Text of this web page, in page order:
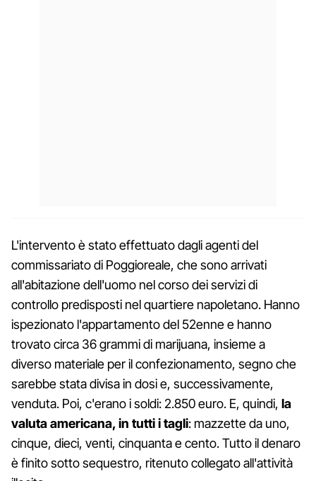
L'intervento è stato effettuato dagli agenti del
commissariato di Poggioreale, che sono arrivati
all'abitazione dell'uomo nel corso dei servizi di
controllo predisposti nel quartiere napoletano. Hanno
ispezionato l'appartamento del 52enne e hanno
trovato circa 36 grammi di marijuana, insieme a
diverso materiale per il confezionamento, segno che
sarebbe stata divisa in dosi e, successivamente,
venduta. Poi, c'erano i soldi: 2.850 euro. E, quindi, la
valuta americana, in tutti i tagli: mazzette da uno,
cinque, dieci, venti, cinquanta e cento. Tutto il denaro
è finito sotto sequestro, ritenuto collegato all'attività